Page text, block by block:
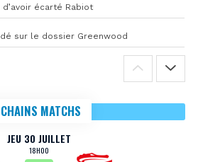
écarté Rabiot
sur le dossier Greenwood
MATCHS
JEU 30 JUILLET
18H00